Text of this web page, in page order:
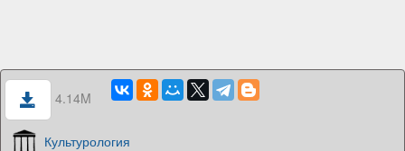
4.14M
Культурология